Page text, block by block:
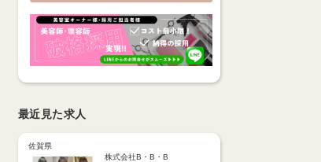
最近見た求人
佐賀県
株式会社B・B・B